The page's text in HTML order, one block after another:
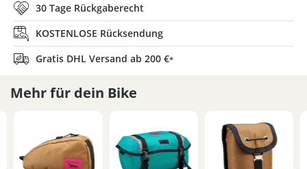
30 Tage Rückgaberecht
KOSTENLOSE Rücksendung
Gratis DHL Versand ab 200 €*
Mehr für dein Bike